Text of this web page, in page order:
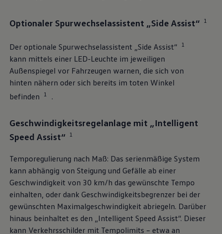
Bulli Magazin
Fahrzeugabholung ab Werk
Optionaler Spurwechselassistent „Side Assist“ 1
Der optionale Spurwechselassistent „Side Assist“ 1
kann mittels einer LED-Leuchte im jeweiligen
Außenspiegel vor Fahrzeugen warnen, die sich von
hinten nähern oder sich bereits im toten Winkel
befinden
1 .
Geschwindigkeitsregelanlage mit „Intelligent
Speed Assist“
1
Temporegulierung nach Maß: Das serienmäßige System
kann abhängig von Steigung und Gefälle ab einer
Geschwindigkeit von 30 km/h das gewünschte Tempo
einhalten, oder dank Geschwindigkeitsbegrenzer bei der
gewünschten Maximalgeschwindigkeit abriegeln. Darüber
hinaus beinhaltet es den „Intelligent Speed Assist“. Dieser
kann Verkehrsschilder mit Tempolimits – etwa an